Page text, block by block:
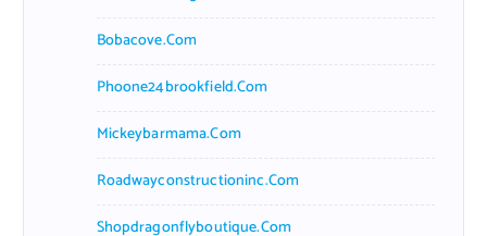
Bobacove.com
Phoone24brookfield.com
Mickeybarmama.com
Roadwayconstructioninc.com
Shopdragonflyboutique.com